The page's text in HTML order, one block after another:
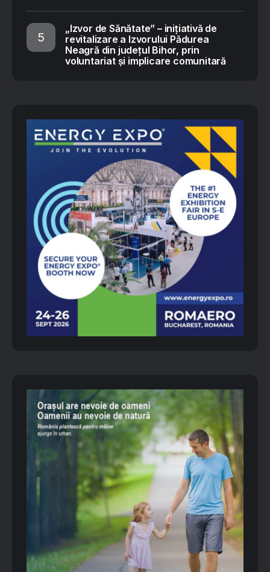
„Izvor de Sănătate” – inițiativă de
revitalizare a Izvorului Pădurea
Neagră din județul Bihor, prin
voluntariat și implicare comunitară